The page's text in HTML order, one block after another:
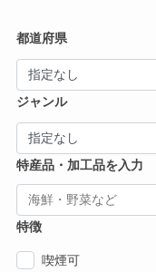
都道府県
ジャンル
特産品・加工品を入力
特徴
喫煙可